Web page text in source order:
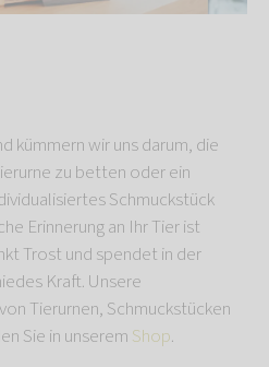
kümmern wir uns darum, die
zu betten oder ein
Schmuckstück
Erinnerung an Ihr Tier ist
Trost und spendet in der
Kraft. Unsere
Tierurnen, Schmuckstücken
Sie in unserem Shop.